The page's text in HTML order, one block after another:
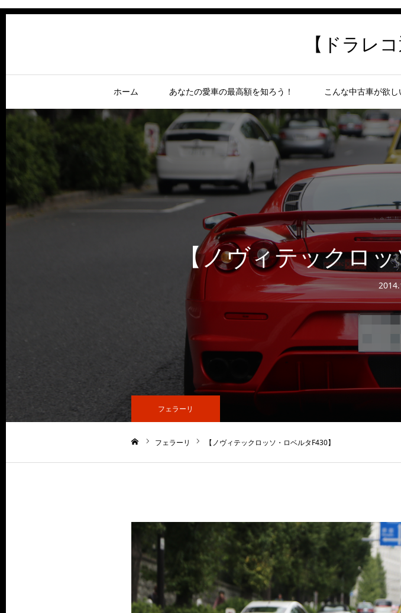
【ドラレ
ホーム あなたの愛車の最高額を知ろう！ こんな中古車が欲し
【ノヴィテックロ
フェラーリ
フェラーリ 【ノヴィテックロッソ・ロベルタF430】